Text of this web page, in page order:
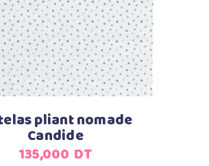
pliant nomade
Candide
135,000 DT